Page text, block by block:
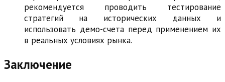
рекомендуется проводить тестирование
стратегий на исторических данных и
использовать демо-счета перед применением их
в реальных условиях рынка.
Заключение